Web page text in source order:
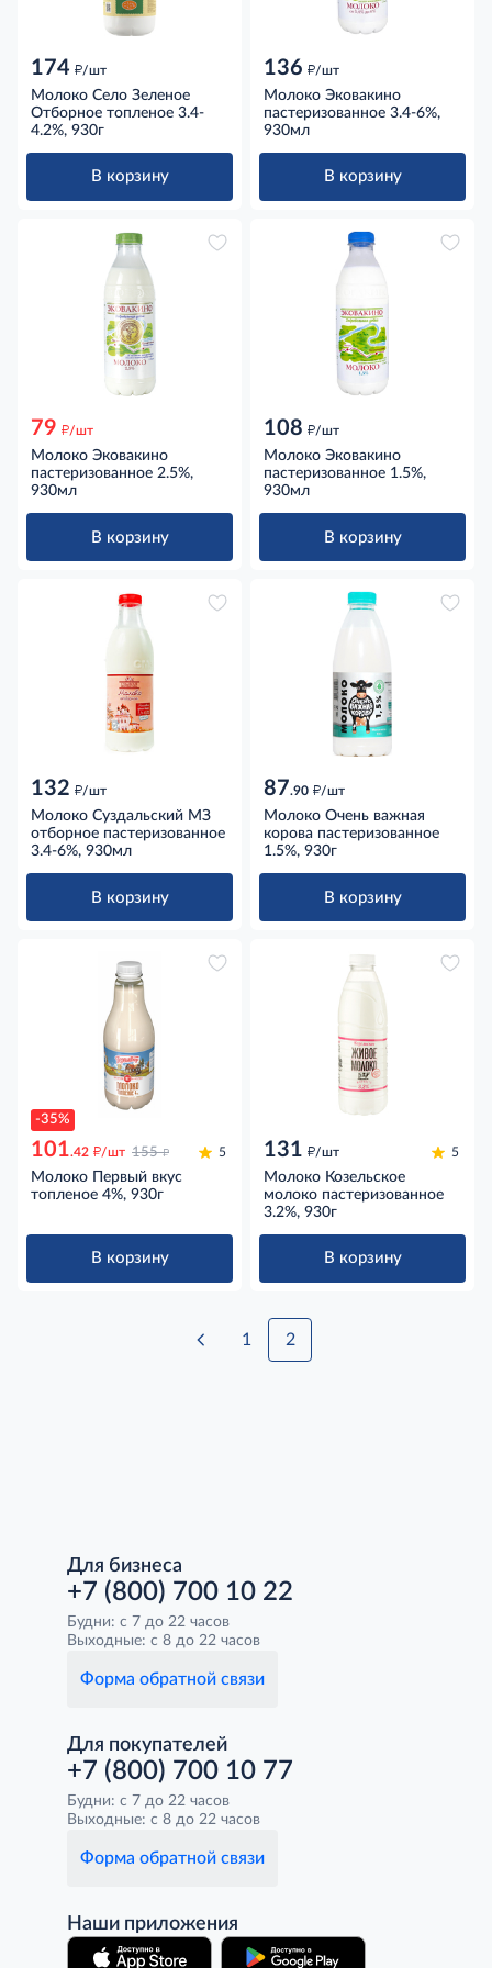
174 д/шт
Молоко Село Зеленое
Отборное топленое 3.4-
4.2%, 930г
В корзину
136 д/шт
Молоко Эковакино
пастеризованное 3.4-6%,
930мл
В корзину
79 д/шт
Молоко Эковакино
пастеризованное 2.5%,
930мл
В корзину
108 д/шт
Молоко Эковакино
пастеризованное 1.5%,
930мл
В корзину
132 д/шт
Молоко Суздальский МЗ
отборное пастеризованное
3.4-6%, 930мл
В корзину
87.90 д/шт
Молоко Очень важная
корова пастеризованное
1.5%, 930г
В корзину
-35%
101.42 д/шт 155 д 5
Молоко Первый вкус
топленое 4%, 930г
В корзину
131 д/шт 5
Молоко Козельское
молоко пастеризованное
3.2%, 930г
В корзину
1 2
Для бизнеса
+7 (800) 700 10 22
Будни: с 7 до 22 часов
Выходные: с 8 до 22 часов
Форма обратной связи
Для покупателей
+7 (800) 700 10 77
Будни: с 7 до 22 часов
Выходные: с 8 до 22 часов
Форма обратной связи
Наши приложения